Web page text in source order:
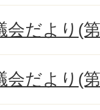
会だより(
会だより(